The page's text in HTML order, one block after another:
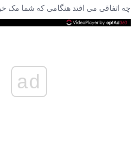
چه اتفاقی می افتد هنگامی که شما مک
ad